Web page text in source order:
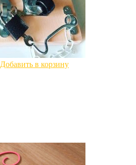
Добавить в корзину